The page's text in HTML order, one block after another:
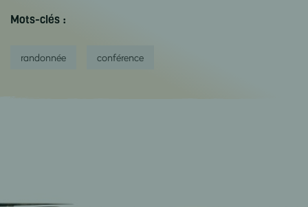
Mots-clés :
randonnée conférence